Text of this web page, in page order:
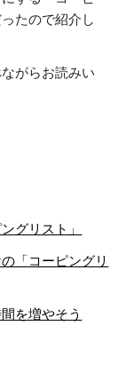
たので紹介し
がらお読みい
グリスト」
「コーピングリ
を増やそう